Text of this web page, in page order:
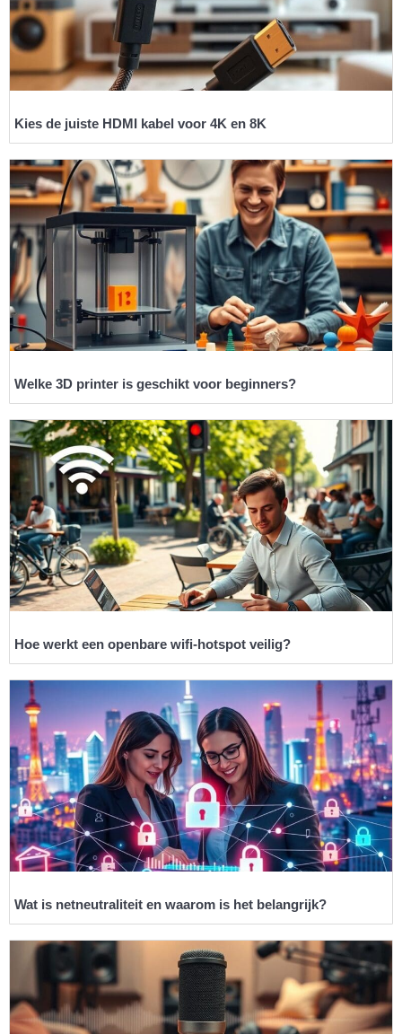
Kies de juiste HDMI kabel voor 4K en 8K
Welke 3D printer is geschikt voor beginners?
Hoe werkt een openbare wifi-hotspot veilig?
Wat is netneutraliteit en waarom is het belangrijk?